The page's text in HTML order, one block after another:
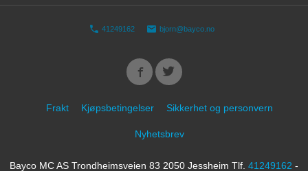
41249162 bjorn@bayco.no
Frakt Kjøpsbetingelser Sikkerhet og personvern
Nyhetsbrev
Bayco MC AS Trondheimsveien 83 2050 Jessheim Tlf. 41249162 -